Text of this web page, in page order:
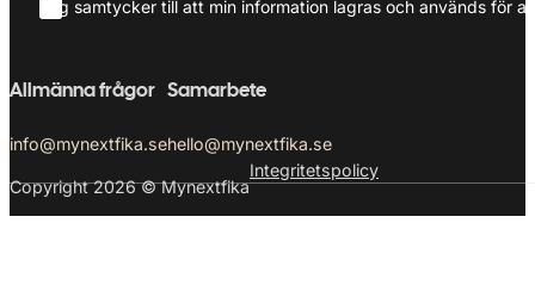
Jag samtycker till att min information lagras och används för
Allmänna frågor
info@mynextfika.se
Samarbete
hello@mynextfika.se
Copyright 2026 © Mynextfika
Integritetspolicy